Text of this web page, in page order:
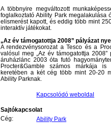
A többnyire megváltozott
foglalkoztató Ability Park megalakulása
elismerést kapott, és eddig több mint
interaktív játékokat.
„Az év támogatottja 2008” pályázat
A rendezvénysorozat a Tesco és a
valósul meg „Az év támogatottja 2008”
áruházlánc 2003 óta futó
Procter&Gamble számos márkája is
keretében a két cég több mint 20-20
Ability Parknak.
Kapcsolódó weboldal
Sajtókapcsolat
Cég:
Ability Park